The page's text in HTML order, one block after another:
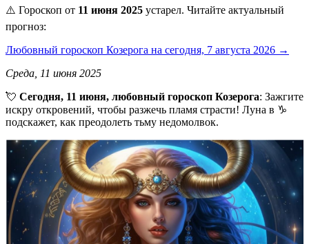
⚠️ Гороскоп от 11 июня 2025 устарел. Читайте актуальный
прогноз:
Любовный гороскоп Козерога на сегодня, 7 августа 2026 →
Среда, 11 июня 2025
💘 Сегодня, 11 июня, любовный гороскоп Козерога: Зажгите
искру откровений, чтобы разжечь пламя страсти! Луна в ♑️
подскажет, как преодолеть тьму недомолвок.